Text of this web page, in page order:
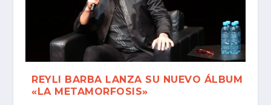
REYLI BARBA LANZA SU NUEVO ÁLBUM
«LA METAMORFOSIS»